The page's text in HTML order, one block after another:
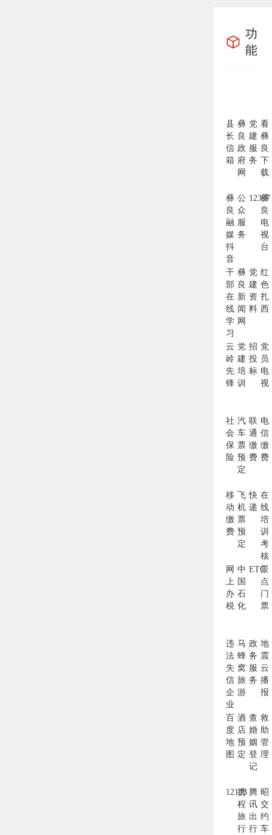
功
能
县
长
信
箱
彝
良
政
府
网
党
建
服
务
看
彝
良
下
载
彝
良
融
媒
抖
音
公
众
服
务
12337
彝
良
电
视
台
干
部
在
线
学
习
彝
良
新
闻
网
党
建
资
料
红
色
扎
西
云
岭
先
锋
党
建
培
训
招
投
标
党
员
电
视
社
会
保
险
汽
车
票
预
定
联
通
缴
费
电
信
缴
费
移
动
缴
费
飞
机
票
预
定
快
递
在
线
培
训
考
核
网
上
办
税
中
国
石
化
ETC景
点
门
票
违
法
失
信
企
业
马
蜂
窝
旅
游
政
务
服
务
地
震
云
播
报
百
度
地
图
酒
店
预
定
查
婚
姻
登
记
救
助
管
理
12123
携
程
旅
行
腾
讯
出
行
昭
交
约
车